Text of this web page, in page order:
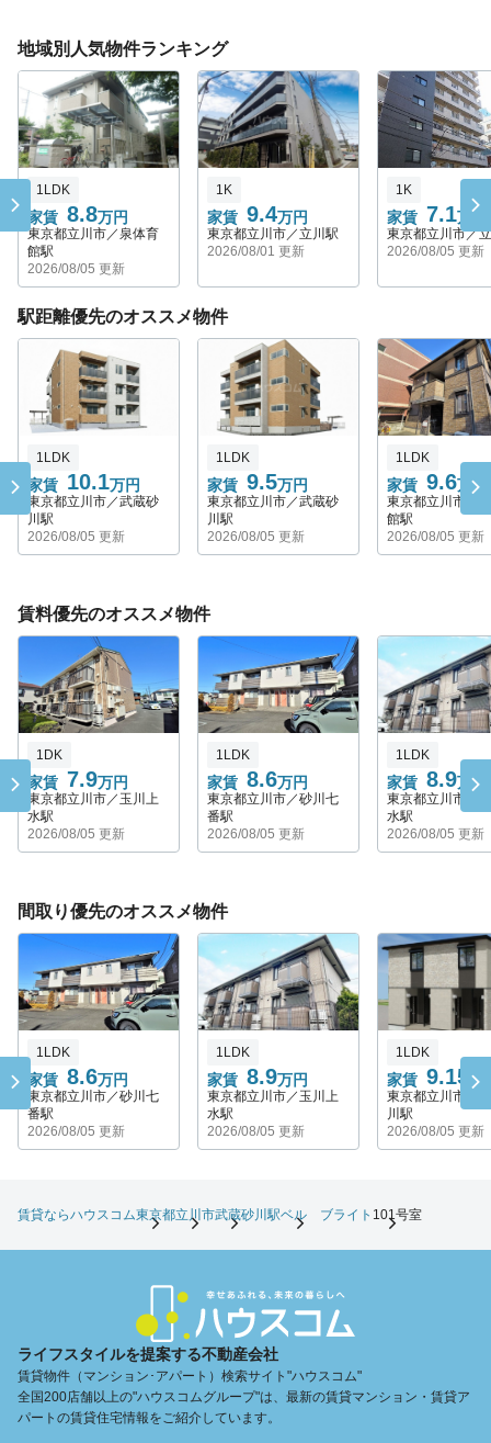
地域別人気物件ランキング
家賃 8.8万円
1LDK
東京都立川市／泉体育
館駅
2026/08/05 更新
家賃 9.4万円
1K
東京都立川市／立川駅
2026/08/01 更新
家賃 7.1万円
1K
東京都立川市／
2026/08/05 更新
駅距離優先のオススメ物件
家賃 10.1万円
1LDK
東京都立川市／武蔵砂
川駅
2026/08/05 更新
家賃 9.5万円
1LDK
東京都立川市／武蔵砂
川駅
2026/08/05 更新
家賃 9.6万円
1LDK
東京都立川市／
館駅
2026/08/05 更新
賃料優先のオススメ物件
家賃 7.9万円
1DK
東京都立川市／玉川上
水駅
2026/08/05 更新
家賃 8.6万円
1LDK
東京都立川市／砂川七
番駅
2026/08/05 更新
家賃 8.9万円
1LDK
東京都立川市／
水駅
2026/08/05 更新
間取り優先のオススメ物件
家賃 8.6万円
1LDK
東京都立川市／砂川七
番駅
2026/08/05 更新
家賃 8.9万円
1LDK
東京都立川市／玉川上
水駅
2026/08/05 更新
家賃 9.15 万
1LDK
東京都立川市／
川駅
2026/08/05 更新
賃貸ならハウスコム東京都立川市武蔵砂川駅ベル ブライト 101号室
ライフスタイルを提案する不動産会社
賃貸物件（マンション･アパート）検索サイト"ハウスコム"
全国200店舗以上の"ハウスコムグループ"は、最新の賃貸マンション・賃貸ア
パートの賃貸住宅情報をご紹介しています。